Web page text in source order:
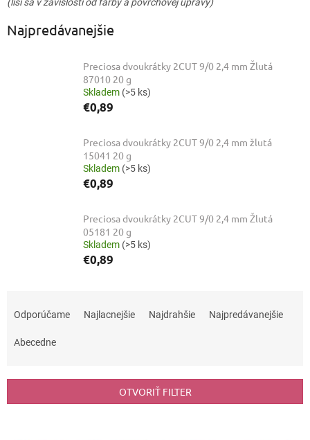
(líši sa v závislosti od farby a povrchovej úpravy)
Najpredávanejšie
Preciosa dvoukrátky 2CUT 9/0 2,4 mm Žlutá
87010 20 g
Skladem (>5 ks)
€0,89
Preciosa dvoukrátky 2CUT 9/0 2,4 mm žlutá
15041 20 g
Skladem (>5 ks)
€0,89
Preciosa dvoukrátky 2CUT 9/0 2,4 mm Žlutá
05181 20 g
Skladem (>5 ks)
€0,89
p
Odporúčame Najlacnejšie Najdrahšie Najpredávanejšie
Abecedne
OTVORIŤ FILTER